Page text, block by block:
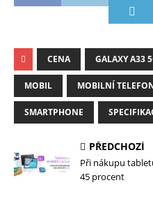
CENA GALAXY A33
MOBIL MOBILNÍ
SMARTPHONE
PŘEDCHOZÍ
Při nákupu
45 procent